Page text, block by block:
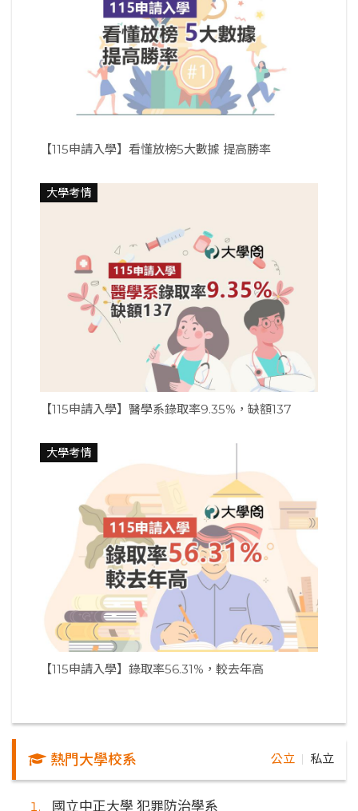
【115申請入學】看懂放榜5大數據 提高勝率
大學考情
【115申請入學】醫學系錄取率9.35%，缺額137
大學考情
【115申請入學】錄取率56.31%，較去年高
熱門大學校系 公立 私立
國立中正大學 犯罪防治學系